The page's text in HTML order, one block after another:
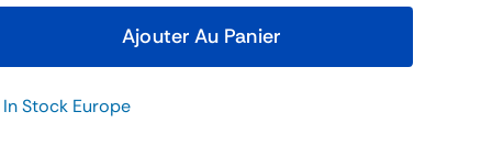
Ajouter Au Panier
Stock Europe